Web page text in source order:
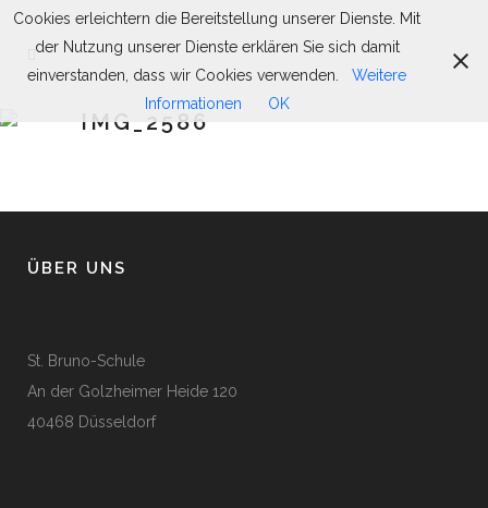
IMG_2586
ÜBER UNS
St. Bruno-Schule
An der Golzheimer Heide 120
40468 Düsseldorf
Cookies erleichtern die Bereitstellung unserer Dienste. Mit
der Nutzung unserer Dienste erklären Sie sich damit
einverstanden, dass wir Cookies verwenden.
Weitere
Informationen
OK